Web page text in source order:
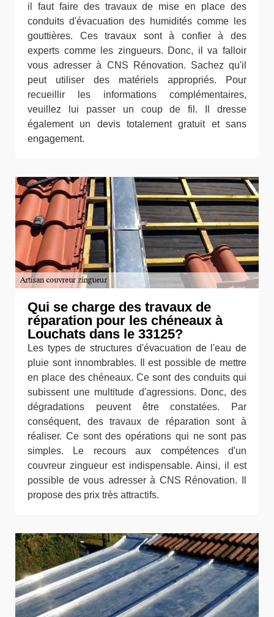
il faut faire des travaux de mise en place des
conduits d'évacuation des humidités comme les
gouttières. Ces travaux sont à confier à des
experts comme les zingueurs. Donc, il va falloir
vous adresser à CNS Rénovation. Sachez qu'il
peut utiliser des matériels appropriés. Pour
recueillir les informations complémentaires,
veuillez lui passer un coup de fil. Il dresse
également un devis totalement gratuit et sans
engagement.
Qui se charge des travaux de
réparation pour les chéneaux à
Louchats dans le 33125?
Les types de structures d'évacuation de l'eau de
pluie sont innombrables. Il est possible de mettre
en place des chéneaux. Ce sont des conduits qui
subissent une multitude d'agressions. Donc, des
dégradations peuvent être constatées. Par
conséquent, des travaux de réparation sont à
réaliser. Ce sont des opérations qui ne sont pas
simples. Le recours aux compétences d'un
couvreur zingueur est indispensable. Ainsi, il est
possible de vous adresser à CNS Rénovation. Il
propose des prix très attractifs.